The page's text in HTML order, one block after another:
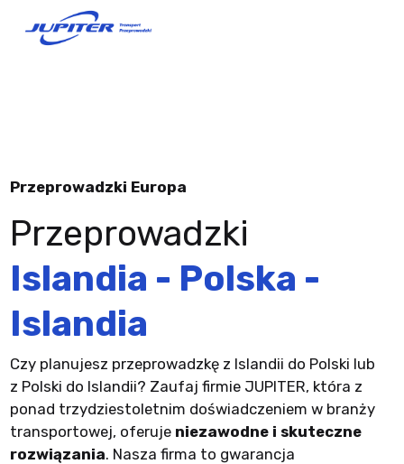
Przeprowadzki Europa
Przeprowadzki
Islandia - Polska -
Islandia
Czy planujesz przeprowadzkę z Islandii do Polski lub
z Polski do Islandii? Zaufaj firmie JUPITER, która z
ponad trzydziestoletnim doświadczeniem w branży
transportowej, oferuje niezawodne i skuteczne
rozwiązania. Nasza firma to gwarancja